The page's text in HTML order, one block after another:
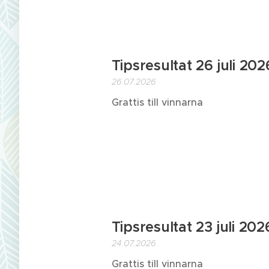
Tipsresultat 26 juli
26.07.2026
Grattis till vinnarna
Tipsresultat 23 juli
24.07.2026
Grattis till vinnarna